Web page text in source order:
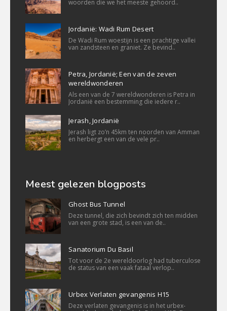
woorden die we het meeste gehoord..
Jordanië: Wadi Rum Desert
De Wadi Rum woestijn is een prachtige vallei
van zandsteen en graniet. Ze bevind..
Petra, Jordanië; Een van de zeven
wereldwonderen
Als een van de 7 wereldwonderen is Petra in
Jordanië een bestemming die iedere r..
Jerash, Jordanië
Jerash ligt zo’n 45km ten noorden van Amman
en herbergt een van de vele pr..
Meest gelezen blogposts
Ghost Bus Tunnel
Deze tunnel, die zich bevindt zich ten midden
van een grote stad, is een van de..
Sanatorium Du Basil
Tot voor de 2e wereldoorlog had tuberculose
de status van een vaak fataal verlop..
Urbex Verlaten gevangenis H15
Deze verlaten gevangenis is in het urbex-